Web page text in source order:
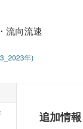
流向流速
年)
追加情報